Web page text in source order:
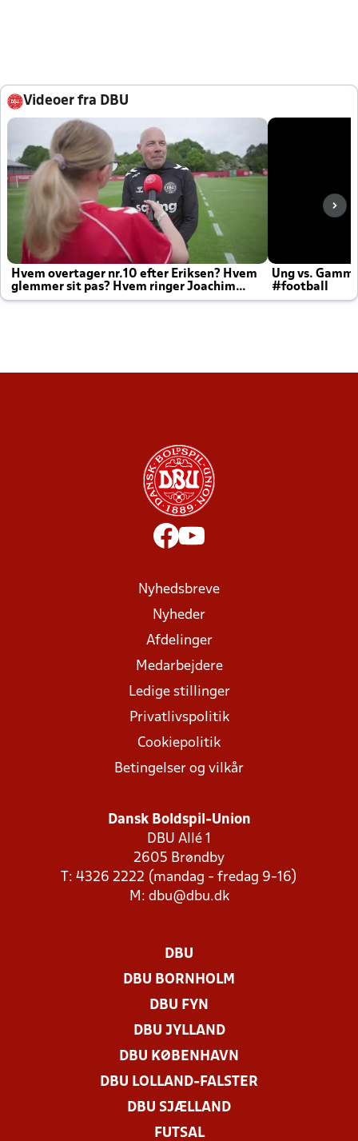
Videoer fra DBU
Hvem overtager nr.10 efter Eriksen? Hvem
glemmer sit pas? Hvem ringer Joachim
altid til efter kampe?
Ung vs.
#football
Nyhedsbreve
Nyheder
Afdelinger
Medarbejdere
Ledige stillinger
Privatlivspolitik
Cookiepolitik
Betingelser og vilkår
Dansk Boldspil-Union
DBU Allé 1
2605 Brøndby
T: 4326 2222 (mandag - fredag 9-16)
M: dbu@dbu.dk
DBU
DBU BORNHOLM
DBU FYN
DBU JYLLAND
DBU KØBENHAVN
DBU LOLLAND-FALSTER
DBU SJÆLLAND
FUTSAL